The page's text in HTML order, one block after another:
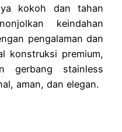
kokoh dan tahan
keindahan
pengalaman dan
konstruksi premium,
gerbang stainless
aman, dan elegan.